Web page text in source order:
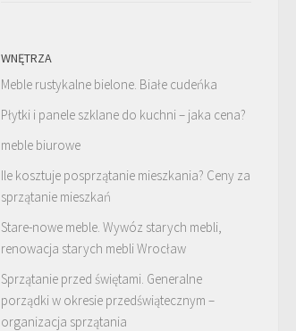
WNĘTRZA
Meble rustykalne bielone. Białe cudeńka
Płytki i panele szklane do kuchni – jaka cena?
meble biurowe
Ile kosztuje posprzątanie mieszkania? Ceny za
sprzątanie mieszkań
Stare-nowe meble. Wywóz starych mebli,
renowacja starych mebli Wrocław
Sprzątanie przed świętami. Generalne
porządki w okresie przedświątecznym –
organizacja sprzątania